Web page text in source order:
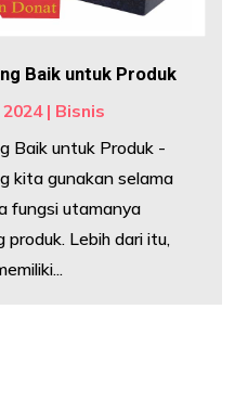
Baik untuk Produk
| Bisnis
Baik untuk Produk -
kita gunakan selama
fungsi utamanya
Lebih dari itu,